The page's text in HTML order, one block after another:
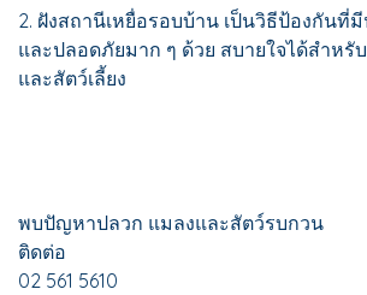
2. ฝังสถานีเหยื่อรอบบ้าน เป็นวิธีป้องกันที่
และปลอดภัยมาก ๆ ด้วย สบายใจได้สำหรั
และสัตว์เลี้ยง
พบปัญหาปลวก แมลงและสัตว์รบกวน
ติดต่อ
02 561 5610